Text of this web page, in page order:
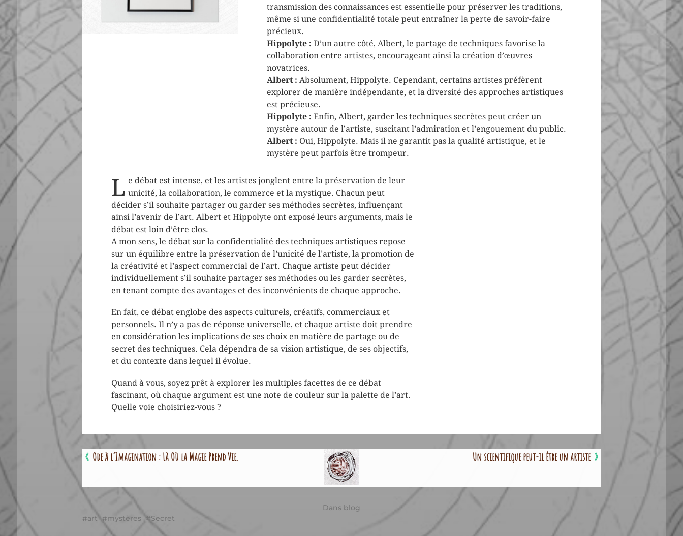
transmission des connaissances est essentielle pour préserver les traditions,
même si une confidentialité totale peut entraîner la perte de savoir-faire
précieux.
Hippolyte : D’un autre côté, Albert, le partage de techniques favorise la
collaboration entre artistes, encourageant ainsi la création d’œuvres
novatrices.
Albert :Absolument, Hippolyte. Cependant, certains artistes préfèrent
explorer de manière indépendante, et la diversité des approches artistiques
est précieuse.
Hippolyte :Enfin, Albert, garder les techniques secrètes peut créer un
mystère autour de l’artiste, suscitant l’admiration et l’engouement du public.
Albert : Oui, Hippolyte. Mais il ne garantit pas la qualité artistique, et le
mystère peut parfois être trompeur.
L e débat est intense, et les artistes jonglent entre la préservation de leur
unicité, la collaboration, le commerce et la mystique. Chacun peut
décider s’il souhaite partager ou garder ses méthodes secrètes, influençant
ainsi l’avenir de l’art. Albert et Hippolyte ont exposé leurs arguments, mais le
débat est loin d’être clos.
A mon sens, le débat sur la confidentialité des techniques artistiques repose
sur un équilibre entre la préservation de l’unicité de l’artiste, la promotion de
la créativité et l’aspect commercial de l’art. Chaque artiste peut décider
individuellement s’il souhaite partager ses méthodes ou les garder secrètes,
en tenant compte des avantages et des inconvénients de chaque approche.
En fait, ce débat englobe des aspects culturels, créatifs, commerciaux et
personnels. Il n’y a pas de réponse universelle, et chaque artiste doit prendre
en considération les implications de ses choix en matière de partage ou de
secret des techniques. Cela dépendra de sa vision artistique, de ses objectifs,
et du contexte dans lequel il évolue.
Quand à vous, soyez prêt à explorer les multiples facettes de ce débat
fascinant, où chaque argument est une note de couleur sur la palette de l’art.
Quelle voie choisiriez-vous ?
« Ode à l’Imagination : Là Où la Magie Prend Vie. Un scientifique peut-il être un artiste »
Dans blog
art
mystères Secret